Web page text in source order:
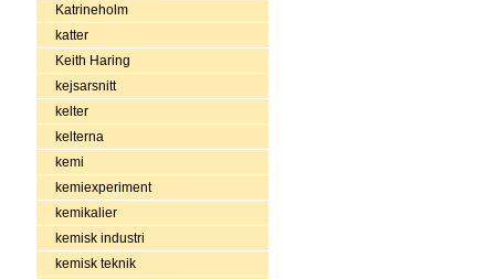
Katrineholm
katter
Keith Haring
kejsarsnitt
kelter
kelterna
kemi
kemiexperiment
kemikalier
kemisk industri
kemisk teknik